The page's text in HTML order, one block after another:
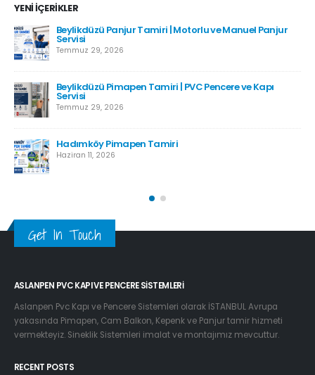
YENI İÇERIKLER
Hadımköy Panjur Tamiri
Haziran 11, 2026
Kartal Pimapen Tamiri
Haziran 8, 2026
Esenyurt Pimapen Tamiri
Haziran 8, 2026
Get In Touch
ASLANPEN PVC KAPI VE PENCERE SISTEMLERI
Aslanpen Pvc Kapı ve Pencere Sistemleri olarak İSTANBUL Avrupa
yakasında Pimapen, Cam Balkon, Kepenk ve Panjur tamir hizmeti
vermekteyiz. Sineklik Sistemleri imalat ve montajımız mevcuttur.
RECENT POSTS